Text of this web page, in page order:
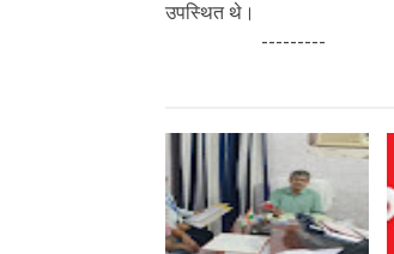
उपस्थित थे।
---------